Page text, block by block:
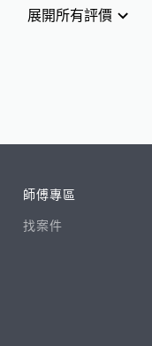
展開所有評價
師傅專區
找案件